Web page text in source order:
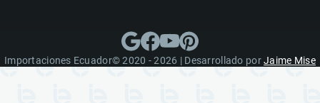
Importaciones Ecuador© 2020 - 2026 | Desarrollado porJaime Mise